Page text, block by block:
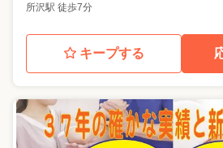
所沢駅 徒歩7分
キープする